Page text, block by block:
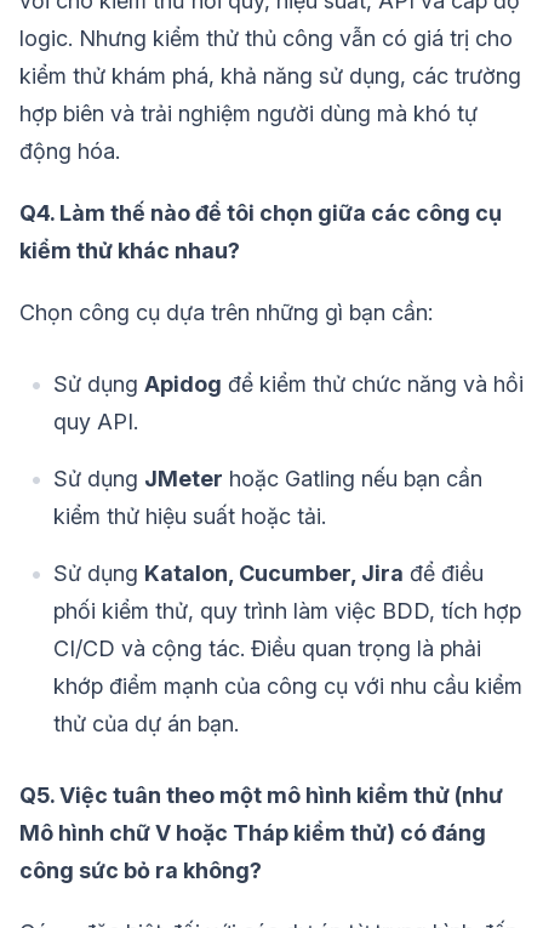
logic. Nhưng kiểm thử thủ công vẫn có giá trị cho
kiểm thử khám phá, khả năng sử dụng, các trường
hợp biên và trải nghiệm người dùng mà khó tự
động hóa.
Q4. Làm thế nào để tôi chọn giữa các công cụ
kiểm thử khác nhau?
Chọn công cụ dựa trên những gì bạn cần:
Sử dụng Apidog để kiểm thử chức năng và hồi
quy API.
Sử dụng JMeter hoặc Gatling nếu bạn cần
kiểm thử hiệu suất hoặc tải.
Sử dụng Katalon, Cucumber, Jira để điều
phối kiểm thử, quy trình làm việc BDD, tích hợp
CI/CD và cộng tác. Điều quan trọng là phải
khớp điểm mạnh của công cụ với nhu cầu kiểm
thử của dự án bạn.
Q5. Việc tuân theo một mô hình kiểm thử (như
Mô hình chữ V hoặc Tháp kiểm thử) có đáng
công sức bỏ ra không?